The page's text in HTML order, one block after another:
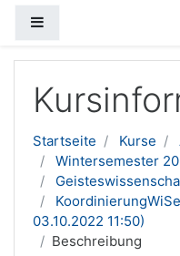
Startseite Kurse
Wintersemester
03.10.2022 11:50)
Beschreibung